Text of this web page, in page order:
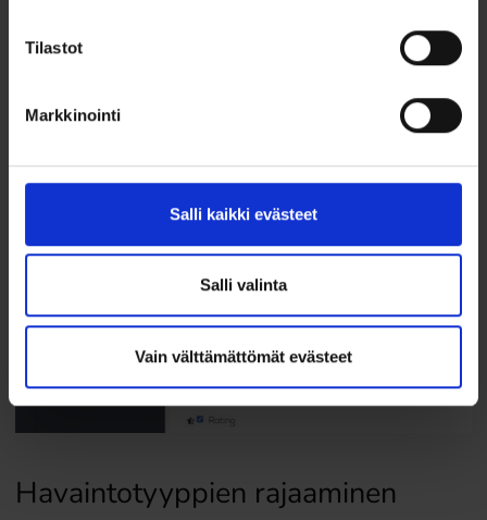
Tilastot
Markkinointi
Salli kaikki evästeet
Salli valinta
Vain välttämättömät evästeet
Havaintotyyppien rajaaminen